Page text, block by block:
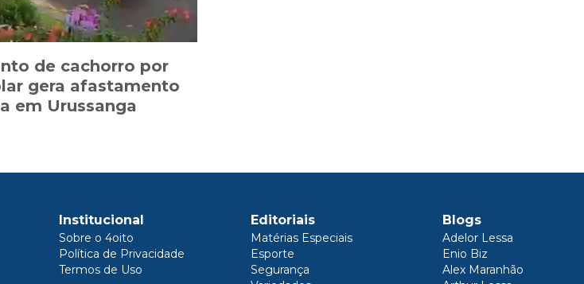
de cachorro por
gera afastamento
em Urussanga
Institucional
Sobre o 4oito
Política de Privacidade
Termos de Uso
Editoriais
Matérias Especiais
Esporte
Segurança
Blogs
Adelor Lessa
Enio Biz
Alex Maranhão